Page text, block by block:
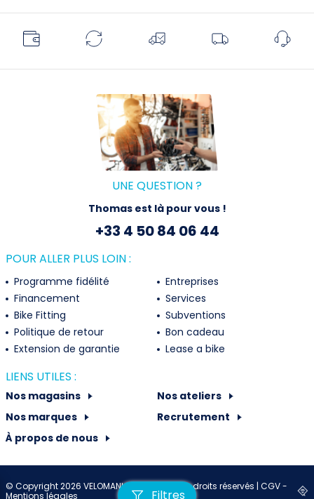
Filtres
UNE QUESTION ?
Thomas est là pour vous !
+33 4 50 84 06 44
POUR ALLER PLUS LOIN :
Programme fidélité
Entreprises
Financement
Services
Bike Fitting
Subventions
Politique de retour
Bon cadeau
Extension de garantie
Lease a bike
LIENS UTILES :
Nos magasins
Nos ateliers
Nos marques
Recrutement
À propos de nous
© Copyright 2026 VELOMANIA France - Tous droits réservés | CGV -
Mentions légales